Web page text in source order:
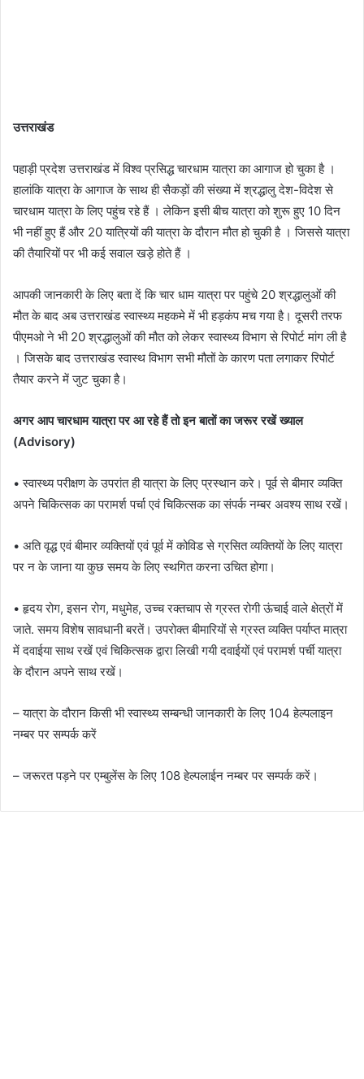
उत्तराखंड
पहाड़ी प्रदेश उत्तराखंड में विश्व प्रसिद्ध चारधाम यात्रा का आगाज हो चुका है ।
हालांकि यात्रा के आगाज के साथ ही सैकड़ों की संख्या में श्रद्धालु देश-विदेश से
चारधाम यात्रा के लिए पहुंच रहे हैं । लेकिन इसी बीच यात्रा को शुरू हुए 10 दिन
भी नहीं हुए हैं और 20 यात्रियों की यात्रा के दौरान मौत हो चुकी है । जिससे यात्रा
की तैयारियों पर भी कई सवाल खड़े होते हैं ।
आपकी जानकारी के लिए बता दें कि चार धाम यात्रा पर पहुंचे 20 श्रद्धालुओं की
मौत के बाद अब उत्तराखंड स्वास्थ्य महकमे में भी हड़कंप मच गया है। दूसरी तरफ
पीएमओ ने भी 20 श्रद्धालुओं की मौत को लेकर स्वास्थ्य विभाग से रिपोर्ट मांग ली है
। जिसके बाद उत्तराखंड स्वास्थ विभाग सभी मौतों के कारण पता लगाकर रिपोर्ट
तैयार करने में जुट चुका है।
अगर आप चारधाम यात्रा पर आ रहे हैं तो इन बातों का जरूर रखें ख्याल
(Advisory)
• स्वास्थ्य परीक्षण के उपरांत ही यात्रा के लिए प्रस्थान करे। पूर्व से बीमार व्यक्ति
अपने चिकित्सक का परामर्श पर्चा एवं चिकित्सक का संपर्क नम्बर अवश्य साथ रखें।
• अति वृद्ध एवं बीमार व्यक्तियों एवं पूर्व में कोविड से ग्रसित व्यक्तियों के लिए यात्रा
पर न के जाना या कुछ समय के लिए स्थगित करना उचित होगा।
• हृदय रोग, इसन रोग, मधुमेह, उच्च रक्तचाप से ग्रस्त रोगी ऊंचाई वाले क्षेत्रों में
जाते. समय विशेष सावधानी बरतें। उपरोक्त बीमारियों से ग्रस्त व्यक्ति पर्याप्त मात्रा
में दवाईया साथ रखें एवं चिकित्सक द्वारा लिखी गयी दवाईयों एवं परामर्श पर्ची यात्रा
के दौरान अपने साथ रखें।
– यात्रा के दौरान किसी भी स्वास्थ्य सम्बन्धी जानकारी के लिए 104 हेल्पलाइन
नम्बर पर सम्पर्क करें
– जरूरत पड़ने पर एम्बुलेंस के लिए 108 हेल्पलाईन नम्बर पर सम्पर्क करें।